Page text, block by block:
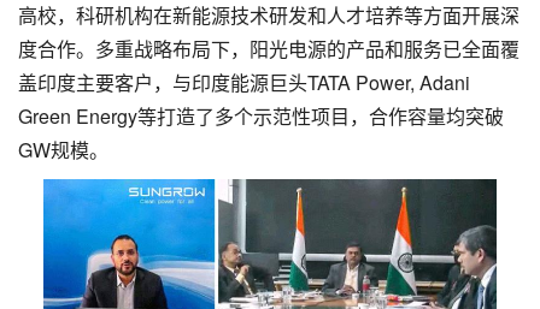
高校，科研机构在新能源技术研发和人才培养等方面开展深
度合作。多重战略布局下，阳光电源的产品和服务已全面覆
盖印度主要客户，与印度能源巨头TATA Power, Adani
Green Energy等打造了多个示范性项目，合作容量均突破
GW规模。